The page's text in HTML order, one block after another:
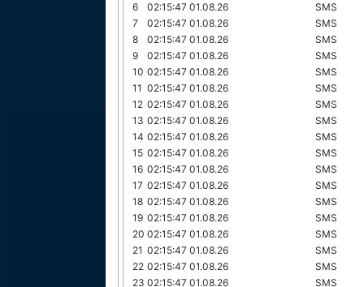
6
02:15:47 01.08.26
SMS
7
02:15:47 01.08.26
SMS
8
02:15:47 01.08.26
SMS
9
02:15:47 01.08.26
SMS
10 02:15:47 01.08.26
SMS
11 02:15:47 01.08.26
SMS
12 02:15:47 01.08.26
SMS
13 02:15:47 01.08.26
SMS
14 02:15:47 01.08.26
SMS
15 02:15:47 01.08.26
SMS
16 02:15:47 01.08.26
SMS
17 02:15:47 01.08.26
SMS
18 02:15:47 01.08.26
SMS
19 02:15:47 01.08.26
SMS
20 02:15:47 01.08.26
SMS
21 02:15:47 01.08.26
SMS
22 02:15:47 01.08.26
SMS
23 02:15:47 01.08.26
SMS